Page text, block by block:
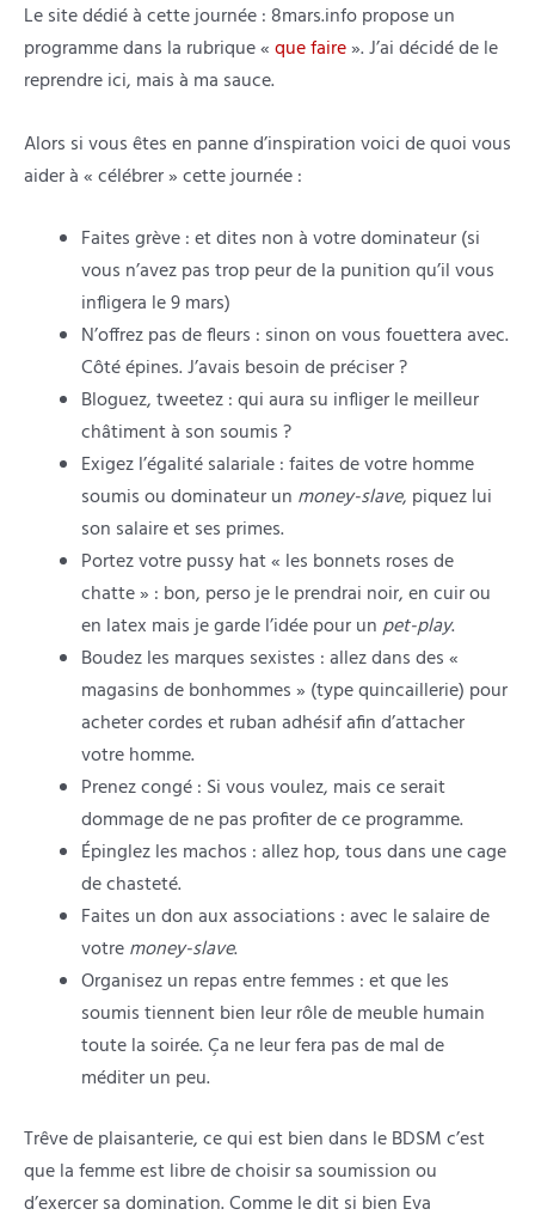
Le site dédié à cette journée : 8mars.info propose un
programme dans la rubrique «que faire». J’ai décidé de le
reprendre ici, mais à ma sauce.
Alors si vous êtes en panne d’inspiration voici de quoi vous
aider à « célébrer » cette journée :
Faites grève : et dites non à votre dominateur (si
vous n’avez pas trop peur de la punition qu’il vous
infligera le 9 mars)
N’offrez pas de fleurs : sinon on vous fouettera avec.
Côté épines. J’avais besoin de préciser ?
Bloguez, tweetez : qui aura su infliger le meilleur
châtiment à son soumis ?
Exigez l’égalité salariale : faites de votre homme
soumis ou dominateur un money-slave, piquez lui
son salaire et ses primes.
Portez votre pussy hat « les bonnets roses de
chatte » : bon, perso je le prendrai noir, en cuir ou
en latex mais je garde l’idée pour unpet-play.
Boudez les marques sexistes : allez dans des «
magasins de bonhommes » (type quincaillerie) pour
acheter cordes et ruban adhésif afin d’attacher
votre homme.
Prenez congé : Si vous voulez, mais ce serait
dommage de ne pas profiter de ce programme.
Épinglez les machos : allez hop, tous dans une cage
de chasteté.
Faites un don aux associations : avec le salaire de
votremoney-slave.
Organisez un repas entre femmes : et que les
soumis tiennent bien leur rôle de meuble humain
toute la soirée. Ça ne leur fera pas de mal de
méditer un peu.
Trêve de plaisanterie, ce qui est bien dans le BDSM c’est
que la femme est libre de choisir sa soumission ou
d’exercer sa domination. Comme le dit si bien Eva